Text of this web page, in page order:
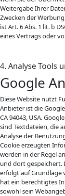
Weitergabe Ihrer
Zwecken der
ist Art. 6 Abs. 1 lit. b
eines Vertrags oder
4. Analyse Tools
Google
Diese Website nutzt
Anbieter ist die
CA 94043, USA.
sind Textdateien, die
Analyse der
Cookie erzeugten
werden in der Regel
und dort gespeichert.
erfolgt auf Grundlage
hat ein berechtigtes
sowohl sein